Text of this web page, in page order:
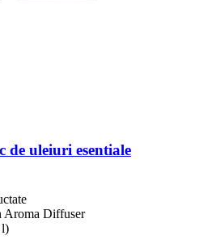
de uleiuri esentiale
Aroma Diffuser
l)